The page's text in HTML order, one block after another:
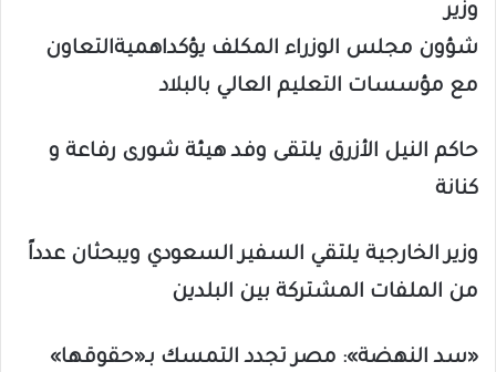
وزير
شؤون مجلس الوزراء المكلف يؤكداهميةالتعاون
مع مؤسسات التعليم العالي بالبلاد
حاكم النيل الأزرق يلتقى وفد هيئة شورى رفاعة و
كنانة
وزير الخارجية يلتقي السفير السعودي ويبحثان عدداً
من الملفات المشتركة بين البلدين
«سد النهضة»: مصر تجدد التمسك بـ«حقوقها»